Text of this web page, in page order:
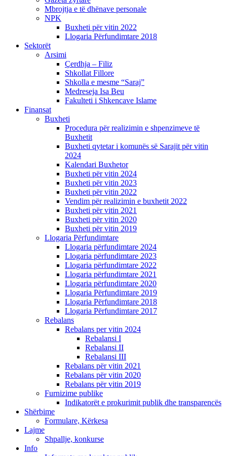
Mbrojtja e të dhënave personale
NPK
Buxheti për vitin 2022
Llogaria Përfundimtare 2018
Sektorët
Arsimi
Çerdhja – Filiz
Shkollat Fillore
Shkolla e mesme “Saraj”
Medreseja Isa Beu
Fakulteti i Shkencave Islame
Finansat
Buxheti
Procedura për realizimin e shpenzimeve të
Buxhetit
Buxheti qytetar i komunës së Sarajit për vitin
2024
Kalendari Buxhetor
Buxheti për vitin 2024
Buxheti për vitin 2023
Buxheti për vitin 2022
Vendim për realizimin e buxhetit 2022
Buxheti për vitin 2021
Buxheti për vitin 2020
Buxheti për vitin 2019
Llogaria Përfundimtare
Llogaria përfundimtare 2024
Llogaria përfundimtare 2023
Llogaria përfundimtare 2022
Llogaria përfundimtare 2021
Llogaria përfundimtare 2020
Llogaria Përfundimtare 2019
Llogaria Përfundimtare 2018
Llogaria Përfundimtare 2017
Rebalans
Rebalans per vitin 2024
Rebalansi I
Rebalansi II
Rebalansi III
Rebalans për vitin 2021
Rebalans për vitin 2020
Rebalans për vitin 2019
Furnizime publike
Indikatorët e prokurimit publik dhe transparencës
Shërbime
Formulare, Kërkesa
Lajme
Shpallje, konkurse
Info